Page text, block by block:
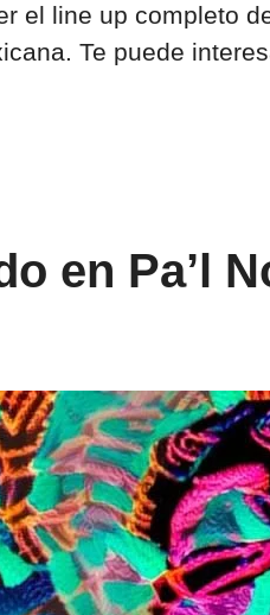
line up completo
Te puede
en Pa’l